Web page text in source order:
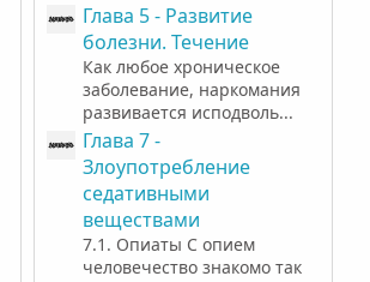
Глава 5 - Развитие
болезни. Течение
Как любое хроническое
заболевание, наркомания
развивается исподволь...
Глава 7 -
Злоупотребление
седативными
веществами
7.1. Опиаты С опием
человечество знакомо так